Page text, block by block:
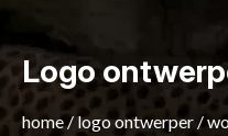
Logo
home /logo ontwerper /